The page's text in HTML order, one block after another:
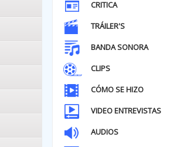
CRITICA
TRÁILER'S
BANDA SONORA
CLIPS
CÓMO SE HIZO
VIDEO ENTREVISTAS
AUDIOS